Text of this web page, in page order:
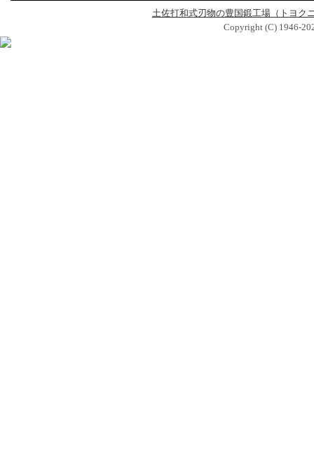
土佐打和式刃物の豊国鍛工場（トヨク
Copyright (C) 1946-